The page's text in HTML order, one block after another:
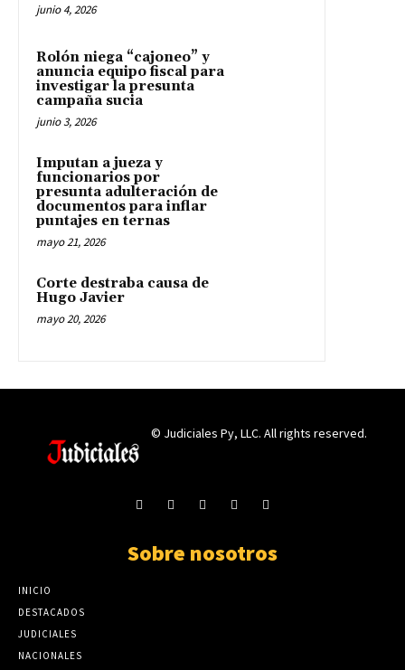
junio 4, 2026
Rolón niega “cajoneo” y
anuncia equipo fiscal para
investigar la presunta
campaña sucia
junio 3, 2026
Imputan a jueza y
funcionarios por
presunta adulteración de
documentos para inflar
puntajes en ternas
mayo 21, 2026
Corte destraba causa de
Hugo Javier
mayo 20, 2026
© Judiciales Py, LLC. All rights reserved.
Sobre nosotros
INICIO
DESTACADOS
JUDICIALES
NACIONALES